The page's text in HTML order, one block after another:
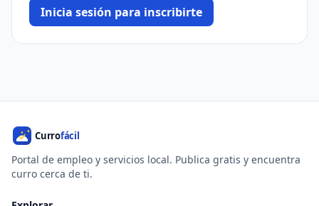
Inicia sesión para inscribirte
Portal de empleo y servicios local. Publica gratis y encuentra
curro cerca de ti.